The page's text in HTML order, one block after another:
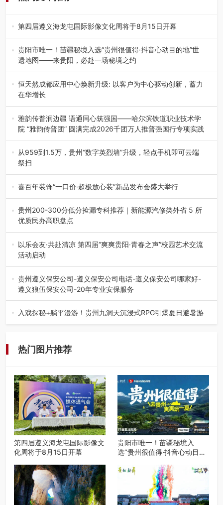
第四届遵义海龙屯国际影像文化周将于8月15日开幕
8月7日，第四届遵义海龙屯国际影像文化周媒体通气会在世
界文化遗产地海龙屯核心景区…
贵阳市唯一！苗疆秘境入选“贵州很值得·抖音心动目的地”世
遗地图——来贵阳，必赴一场秘境之约
2026年7月21日，2026年“贵州很值得”暨抖音“心动目的
地”（贵州站）主题…
恒天然成都应用中心焕新升级: 以客户为中心驱动创新，蓄力
在华增长
融合全球研发实力与本土洞察，深化客户共创，赋能西南市
场创新发展 （7月27日，成…
雅韵传普润边疆 语通同心筑强国——哈尔滨铁道职业技术学
院 “雅韵传普团” 圆满完成2026千团万人推普强国行专项实践
为扎实推进2026“千团万人推普强国行”大学生暑期社会实
践，牢牢紧扣 “雅韵传普…
从959到1.5万，贵州“数字英烈墙”升级，轻点手机即可云端
祭扫
八一建军节到来之际，由贵州省退役军人事务厅指导，贵阳
市退役军人事务局联合贵州广电…
喜百年装饰“一口价·超极放心装”新品发布会盛大举行
2026年7月31日，喜百年装饰“一口价·超极放心装”新品发布
会在贵阳隆重举行。…
贵州200-300分低分捡漏专科推荐｜新能源汽修类外省 5 所
优质民办高职盘点
在贵州省高考志愿填报体系中，200至300分数段考生可选择
的省内工科、新能源汽车…
以乐会友·共赴清凉 第四届“爽爽贵阳·青春之声”校园艺术交流
活动启动
七月的贵阳，清风送爽，第四届“爽爽贵阳·青春之声”校园管
弦乐（合唱）艺术交流活动…
贵州遵义保安公司-遵义保安公司电话-遵义保安公司哪家好-
遵义狼伍保安公司-20年专业安保服务
在遵义，不管是企业园区运营、小区物业管理、建筑工地施
工、商业商场经营，还是举办各…
入戏探秘+躺平漫游！贵州九洞天沉浸式RPG引爆夏日避暑游
热门图片推荐
第四届遵义海龙屯国际影像文
化周将于8月15日开幕
贵阳市唯一！苗疆秘境入
选“贵州很值得·抖音心动目的
赴一场秘境之约